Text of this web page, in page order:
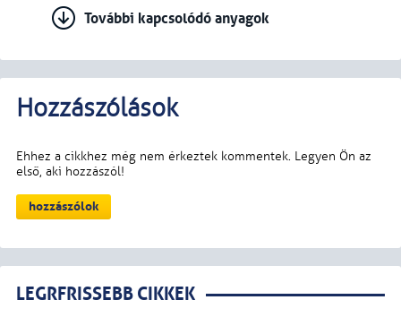
További kapcsolódó anyagok
LEGRFRISSEBB CIKKEK